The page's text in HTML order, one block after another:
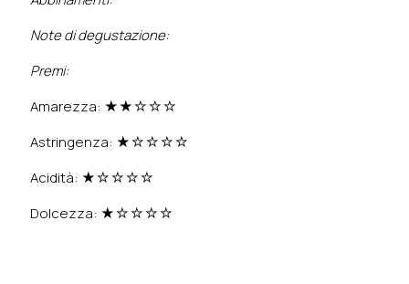
Note di degustazione:
Premi:
Amarezza: ★★☆☆☆
Astringenza: ★☆☆☆☆
Acidità: ★☆☆☆☆
Dolcezza: ★☆☆☆☆